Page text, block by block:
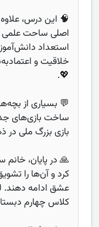
🧠 این درس،
اصلی ساحت علمی
استعداد
خلاقیت و
💖.
💬 بسیاری از
ساخت بازی‌های
بازی بزرگ ملی در
🙏 در پایان، خانم
کرد و آن‌ها را
عشق ادامه دهند.
کلاس چهارم